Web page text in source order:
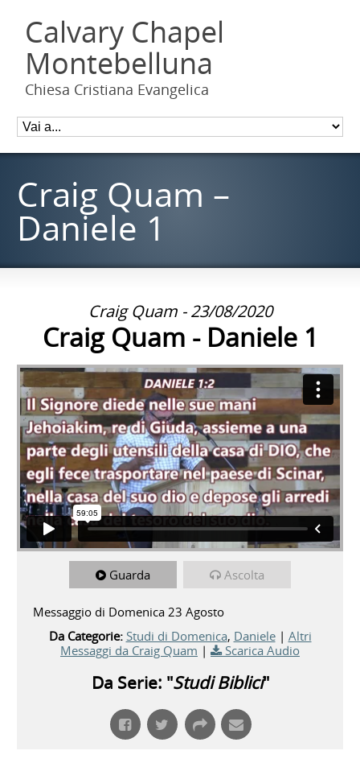
Calvary Chapel
Montebelluna
Chiesa Cristiana Evangelica
Craig Quam –
Daniele 1
Craig Quam - 23/08/2020
Craig Quam - Daniele 1
Guarda Ascolta
Messaggio di Domenica 23 Agosto
Da Categorie: Studi di Domenica, Daniele| Altri
Messaggi da Craig Quam | Scarica Audio
Da Serie: "Studi Biblici"